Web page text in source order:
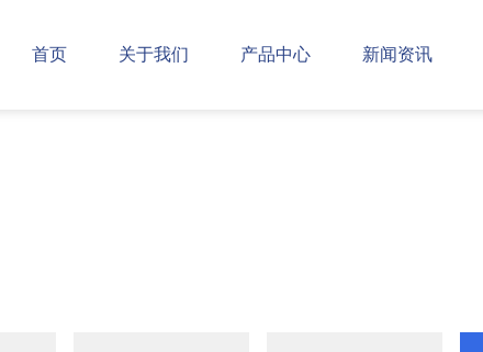
首页 关于我们 产品中心 新闻资讯